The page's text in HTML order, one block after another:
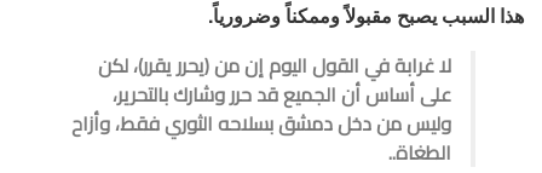
هذا السبب يصبح مقبولاً وممكناً وضرورياً.
لا غرابة في القول اليوم إن من (يحرر يقرر)، لكن
على أساس أن الجميع قد حرر وشارك بالتحرير،
وليس من دخل دمشق بسلاحه الثوري فقط، وأزاح
الطغاة..